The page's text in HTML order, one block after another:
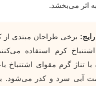
اثر می‌بخشد.
برخی طراحان مبتدی از
کرم استفاده
با تناژ گرم مقوای
آبی سرد و کدر می‌شود.